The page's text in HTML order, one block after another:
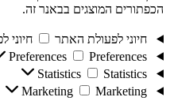
הכפתורים המוצגים בבאנר זה.
חיוני לפעולת האתר חיוני
Preferences
Preferences
Statistics
Statistics
Marketing
Marketing